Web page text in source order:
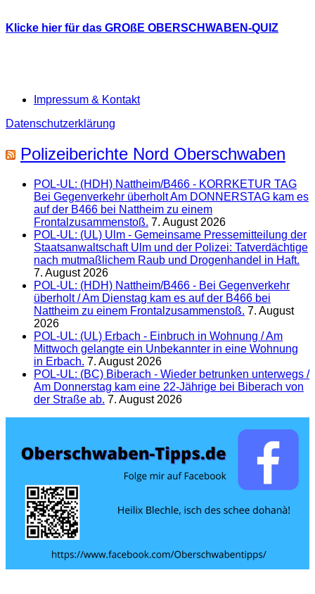
Klicke hier für das GROßE OBERSCHWABEN-QUIZ
Impressum & Kontakt
Datenschutzerklärung
Polizeiberichte Nord Oberschwaben
POL-UL: (HDH) Nattheim/B466 - KORRKETUR TAG
Bei Gegenverkehr überholt Am DONNERSTAG kam es
auf der B466 bei Nattheim zu einem
Frontalzusammenstoß. 7. August 2026
POL-UL: (UL) Ulm - Gemeinsame Pressemitteilung der
Staatsanwaltschaft Ulm und der Polizei: Tatverdächtige
nach mutmaßlichem Raub und Drogenhandel in Haft.
7. August 2026
POL-UL: (HDH) Nattheim/B466 - Bei Gegenverkehr
überholt / Am Dienstag kam es auf der B466 bei
Nattheim zu einem Frontalzusammenstoß. 7. August
2026
POL-UL: (UL) Erbach - Einbruch in Wohnung / Am
Mittwoch gelangte ein Unbekannter in eine Wohnung
in Erbach. 7. August 2026
POL-UL: (BC) Biberach - Wieder betrunken unterwegs /
Am Donnerstag kam eine 22-Jährige bei Biberach von
der Straße ab. 7. August 2026